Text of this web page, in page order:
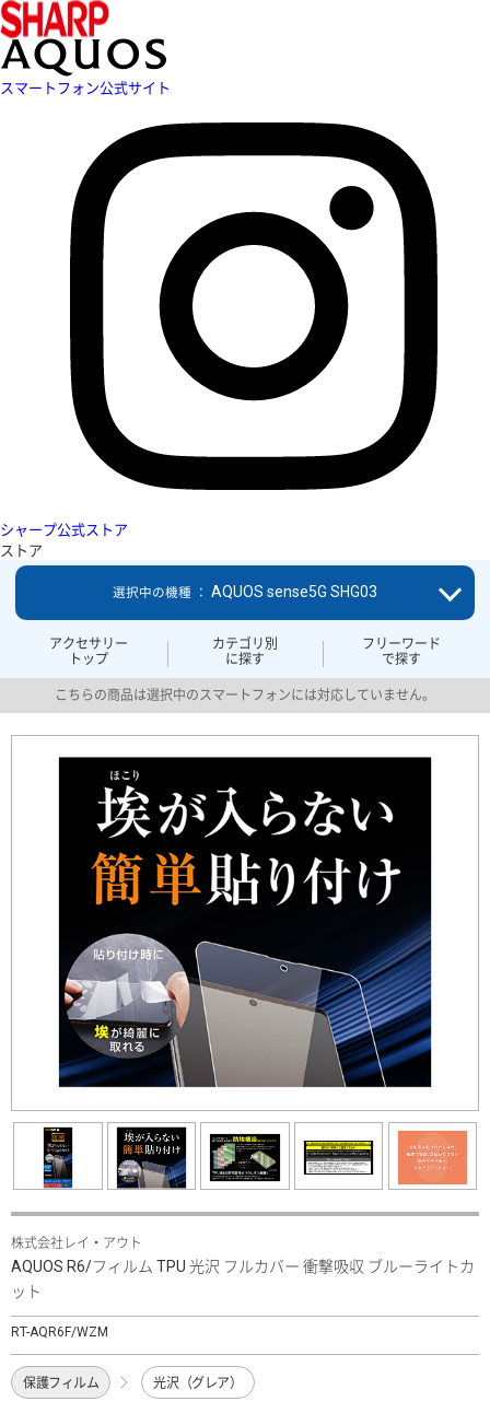
スマートフォン公式サイト
シャープ公式ストア
ストア
アクセサリー
トップ
カテゴリ別
に探す
フリーワード
で探す
選択中の機種 ： AQUOS sense5G SHG03
こちらの商品は選択中のスマートフォンには対応していません。
株式会社レイ・アウト
AQUOS R6/フィルム TPU 光沢 フルカバー 衝撃吸収 ブルーライトカ
ット
RT-AQR6F/WZM
保護フィルム 光沢（グレア）